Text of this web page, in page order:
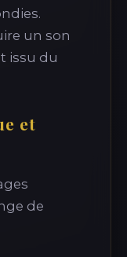
un son
issu du
et
de